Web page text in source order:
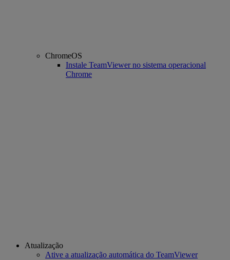
ChromeOS
Instale TeamViewer no sistema operacional
Chrome
Atualização
Ative a atualização automática do TeamViewer